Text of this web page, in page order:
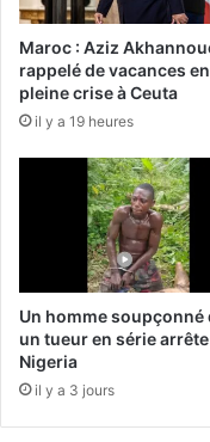
Maroc : Aziz
rappelé de vacances en
pleine crise à Ceuta
il y a 19 heures
Un homme soupçonné
un tueur en série
Nigeria
il y a 3 jours